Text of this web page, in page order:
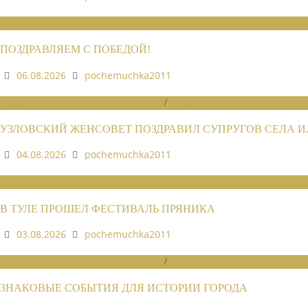
ПОЗДРАВЛЯЕМ С ПОБЕДОЙ!
06.08.2026
pochemuchka2011
/
УЗЛОВСКИЙ ЖЕНСОВЕТ ПОЗДРАВИЛ СУПРУГОВ СЕЛА
04.08.2026
pochemuchka2011
В ТУЛЕ ПРОШЕЛ ФЕСТИВАЛЬ ПРЯНИКА
03.08.2026
pochemuchka2011
/
ЗНАКОВЫЕ СОБЫТИЯ ДЛЯ ИСТОРИИ ГОРОДА